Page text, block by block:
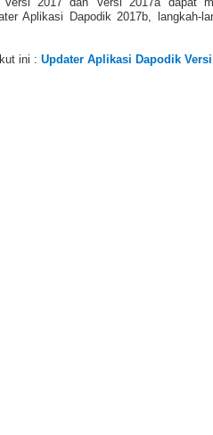
Aplikasi Dapodik 2017b, langkah-
ini : Updater Aplikasi Dapodik